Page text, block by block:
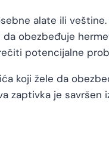
alate ili
obezbeđuje
potencijalne
koji žele da
zaptivka je savršen